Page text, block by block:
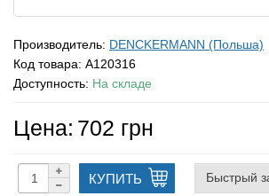
Производитель: DENCKERMANN (Польша)
Код товара: A120316
Доступность: На складе
Цена: 702 грн
КУПИТЬ Быстрый